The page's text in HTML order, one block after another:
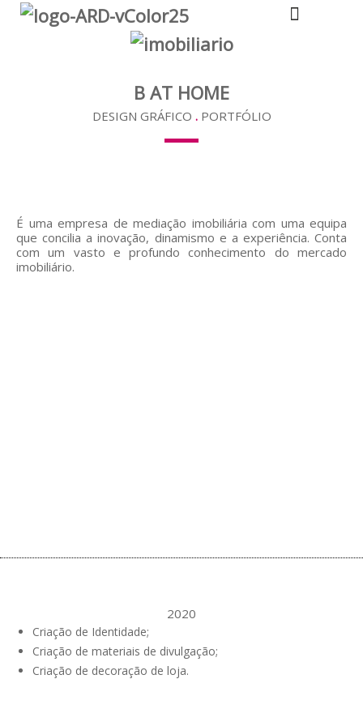
B AT HOME
DESIGN GRÁFICO . PORTFÓLIO
É uma empresa de mediação imobiliária com uma equipa
que concilia a inovação, dinamismo e a experiência. Conta
com um vasto e profundo conhecimento do mercado
imobiliário.
2020
Criação de Identidade;
Criação de materiais de divulgação;
Criação de decoração de loja.